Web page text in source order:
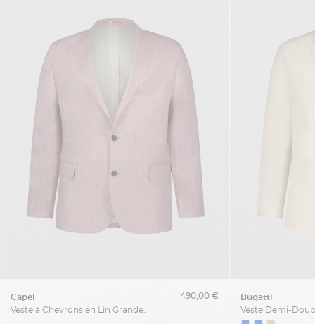
capel
Veste à Chevrons en Lin Grande Taille Rose
490,00 € bugatti